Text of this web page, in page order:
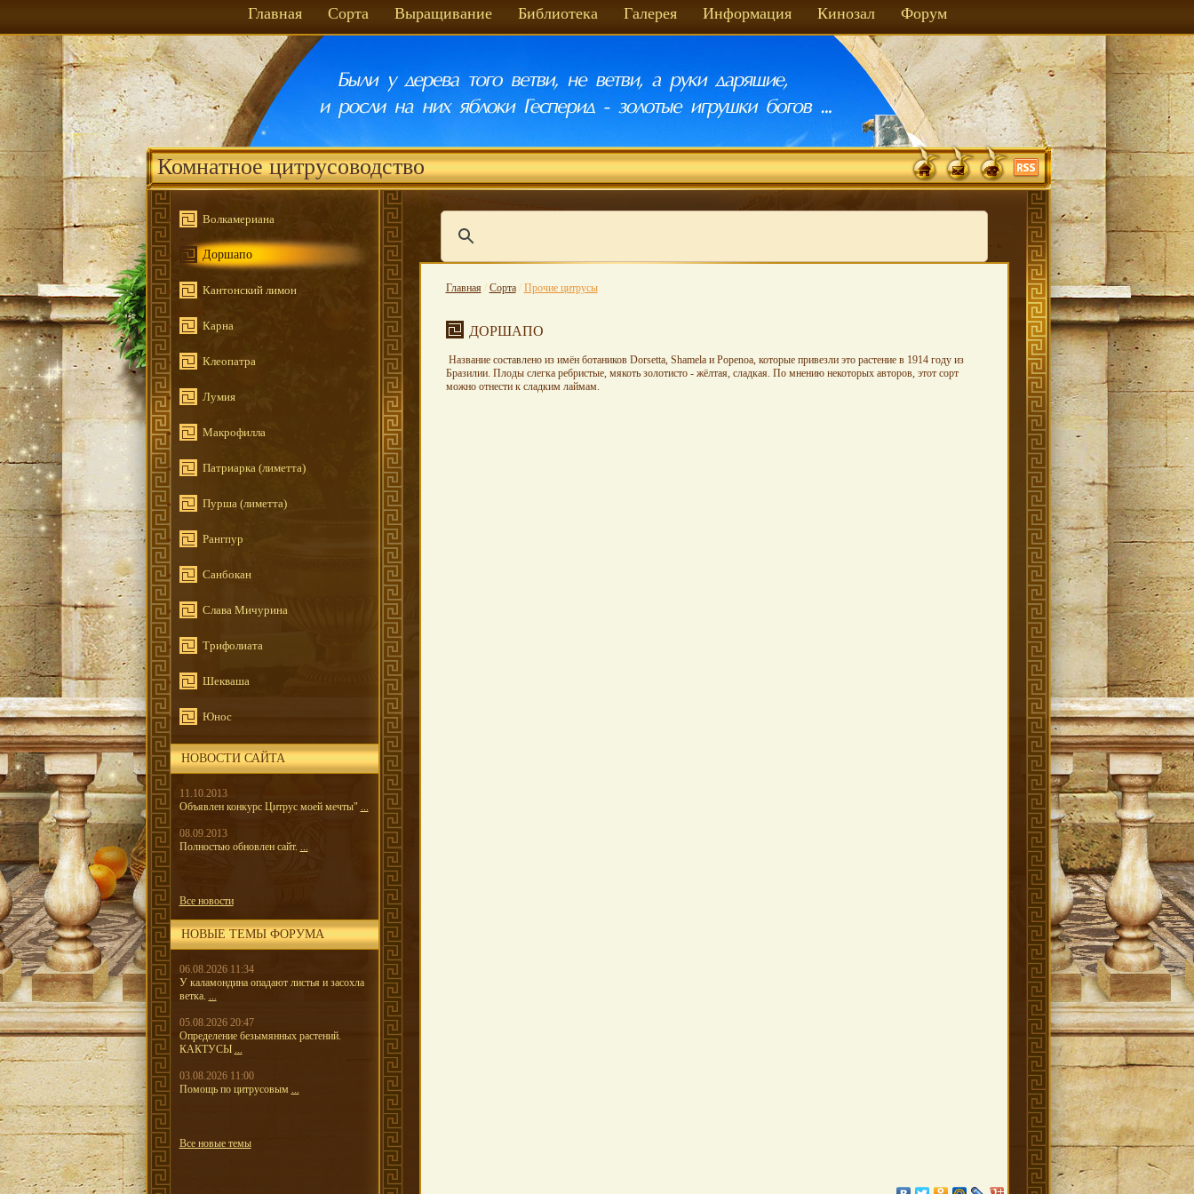
Главная Сорта Выращивание Библиотека Галерея Информация Кинозал Форум
Комнатное цитрусоводство
Волкамериана
Доршапо
Кантонский лимон
Карна
Клеопатра
Лумия
Макрофилла
Патриарка (лиметта)
Пурша (лиметта)
Рангпур
Санбокан
Слава Мичурина
Трифолиата
Шекваша
Юнос
НОВОСТИ САЙТА
11.10.2013
Объявлен конкурс Цитрус моей мечты" ...
08.09.2013
Полностью обновлен сайт. ...
Все новости
НОВЫЕ ТЕМЫ ФОРУМА
06.08.2026 11:34
У каламондина опадают листья и засохла
ветка. ...
05.08.2026 20:47
Определение безымянных растений.
КАКТУСЫ ...
03.08.2026 11:00
Помощь по цитрусовым ...
Все новые темы
Главная/ Сорта/ Прочие цитрусы
ДОРШАПО
Название составлено из имён ботаников Dorsetta, Shamela и Popenoa, которые привезли это растение в 1914 году из
Бразилии. Плоды слегка ребристые, мякоть золотисто - жёлтая, сладкая. По мнению некоторых авторов, этот сорт
можно отнести к сладким лаймам.